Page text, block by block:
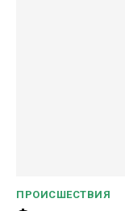
ПРОИСШЕСТВИЯ